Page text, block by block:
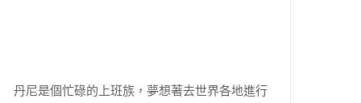
丹尼是個忙碌的上班族，夢想著去世界各地進行